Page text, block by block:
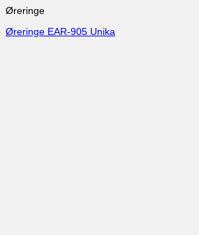
Øreringe
Øreringe EAR-905 Unika